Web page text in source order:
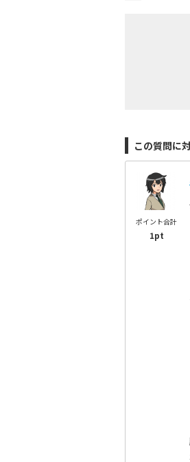
この質問に
ポイント合計
1pt